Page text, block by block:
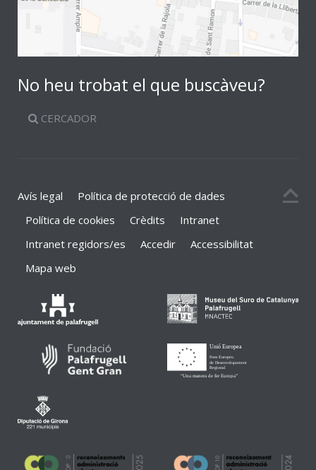
No heu trobat el que buscàveu?
CERCADOR
Avís legal
Política de protecció de dades
Política de cookies
Crèdits
Intranet
Intranet regidors/es
Accedir
Accessibilitat
Mapa web